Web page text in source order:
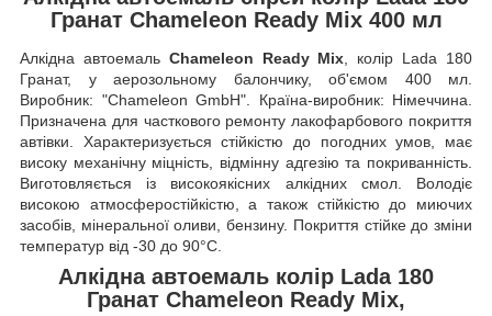
Гранат Chameleon Ready Mix 400 мл
Алкідна автоемаль Chameleon Ready Mix, колір Lada 180
Гранат, у аерозольному балончику, об'ємом 400 мл.
Виробник: "Chameleon GmbH". Країна-виробник: Німеччина.
Призначена для часткового ремонту лакофарбового покриття
автівки. Характеризується стійкістю до погодних умов, має
високу механічну міцність, відмінну адгезію та покриванність.
Виготовляється із високоякісних алкідних смол. Володіє
високою атмосферостійкістю, а також стійкістю до миючих
засобів, мінеральної оливи, бензину. Покриття стійке до зміни
температур від -30 до 90°C.
Алкідна автоемаль колір Lada 180
Гранат Chameleon Ready Mix,